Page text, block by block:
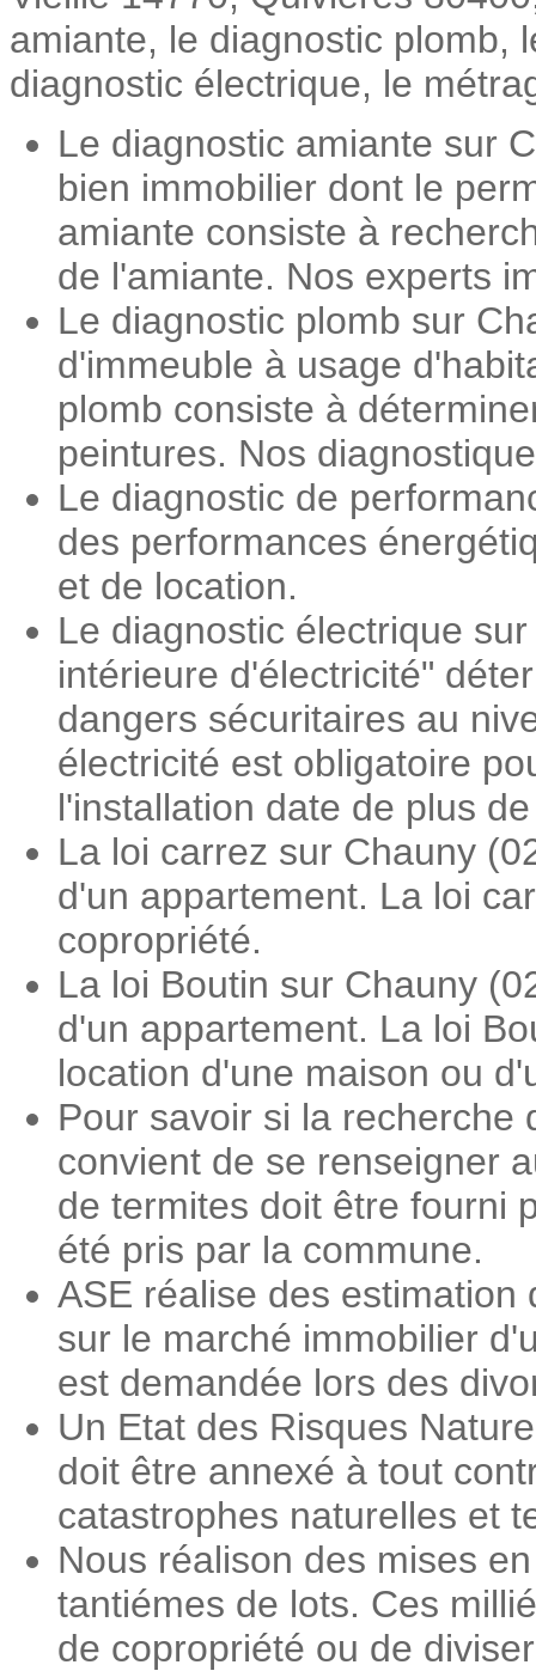
amiante, le diagnostic plomb,
diagnostic électrique, le
Le diagnostic amiante sur
bien immobilier dont le
amiante consiste à
de l'amiante. Nos experts
Le diagnostic plomb sur
d'immeuble à usage
plomb consiste à
peintures. Nos
Le diagnostic de
des performances
et de location.
Le diagnostic électrique
intérieure d'électricité"
dangers sécuritaires au
électricité est obligatoire
l'installation date de plus
La loi carrez sur Chauny
d'un appartement. La loi
copropriété.
La loi Boutin sur Chauny
d'un appartement. La loi
location d'une maison ou
Pour savoir si la recherche
convient de se renseigner
de termites doit être fourni
été pris par la commune.
ASE réalise des
sur le marché immobilier
est demandée lors des
Un Etat des Risques
doit être annexé à tout
catastrophes naturelles et
Nous réalison des mises
tantiémes de lots. Ces
de copropriété ou de